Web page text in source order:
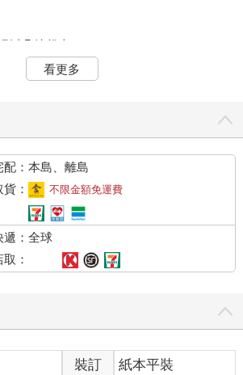
以凡燒起來了。
到臉頰燒了起來，完全不受控制。她想平
下心來，鎮定分析這件事情的可能性。然
時間。他的目光還放在她身上，吊兒郎當
，紅了嗎？」
桑延打量著她：「是啊。」
西太辣了吧，」溫以凡面不改色地找理
，「剛剛我朋友也說我臉很紅。」
上去明顯不信：「原來如此。」
，現在應付應付他就足夠了。衝擊一過，
延說的這句話不太對勁。
溫以凡還覺得可能是真的，畢竟這行為的
可能。
……」溫以凡聲線細細地，斟酌了一下用
？我可能只是夢遊時不小心撞到你，然後
。」
看更多
配：本島、離島
：
不限金額免運費
遞：全球
：
裝訂
紙本平裝